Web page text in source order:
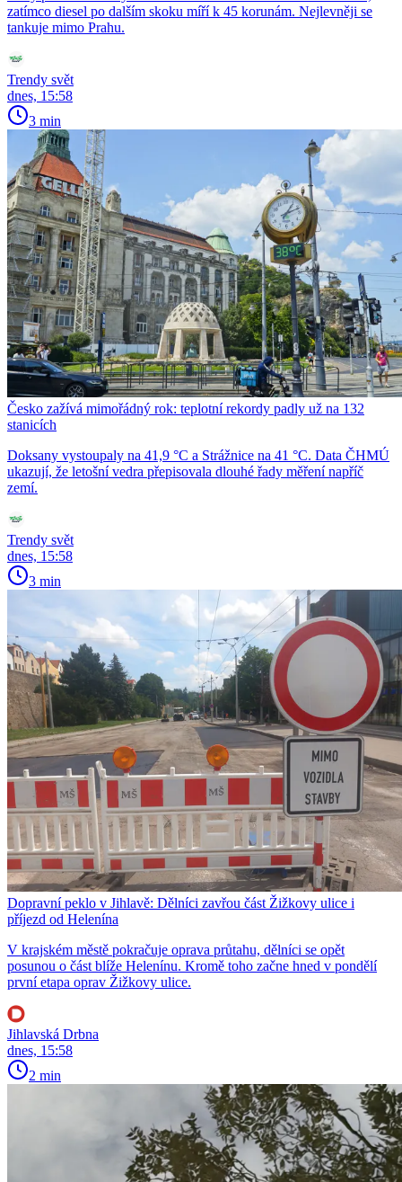
zatímco diesel po dalším skoku míří k 45 korunám. Nejlevněji se
tankuje mimo Prahu.
Trendy svět
dnes, 15:58
3 min
Česko zažívá mimořádný rok: teplotní rekordy padly už na 132
stanicích
Doksany vystoupaly na 41,9 °C a Strážnice na 41 °C. Data ČHMÚ
ukazují, že letošní vedra přepisovala dlouhé řady měření napříč
zemí.
Trendy svět
dnes, 15:58
3 min
Dopravní peklo v Jihlavě: Dělníci zavřou část Žižkovy ulice i
příjezd od Helenína
V krajském městě pokračuje oprava průtahu, dělníci se opět
posunou o část blíže Helenínu. Kromě toho začne hned v pondělí
první etapa oprav Žižkovy ulice.
Jihlavská Drbna
dnes, 15:58
2 min